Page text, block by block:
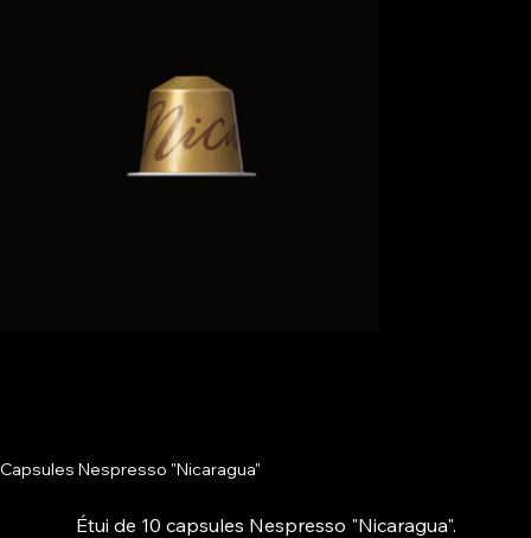
Capsules Nespresso "Nicaragua"
Étui de 10 capsules Nespresso "Nicaragua".